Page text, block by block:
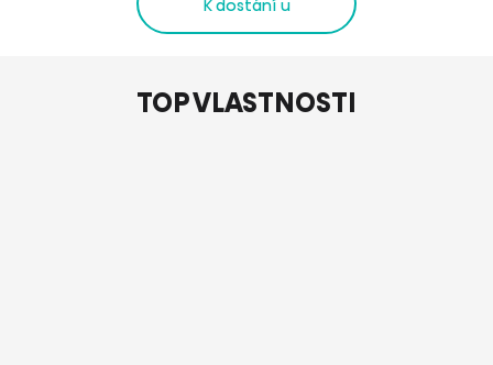
K dostání u
TOP VLASTNOSTI